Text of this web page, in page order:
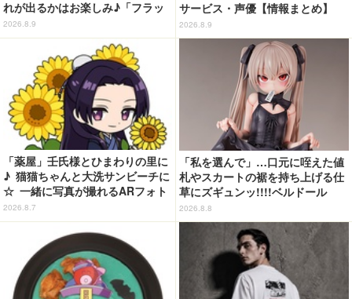
れが出るかはお楽しみ♪「フラッ
フィーハローキティチャーム」第
2弾登場【8月20日～】
2026.8.9
サービス・声優【情報まとめ】
2026.8.9
「薬屋」壬氏様とひまわりの里に
♪ 猫猫ちゃんと大洗サンビーチに
☆ 一緒に写真が撮れるARフォト
スポット企画「猫猫・壬氏と夏巡
り」開催【茨城県】
2026.8.7
「私を選んで」…口元に咥えた値
札やスカートの裾を持ち上げる仕
草にズギュンッ!!!!ベルドール
「ロゼ」がフィギュアで新登場
2026.8.8